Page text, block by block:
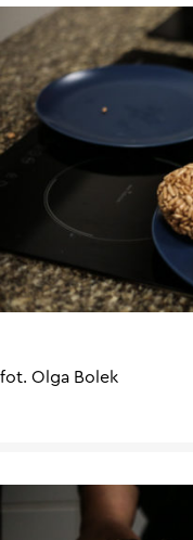
fot. Olga Bolek